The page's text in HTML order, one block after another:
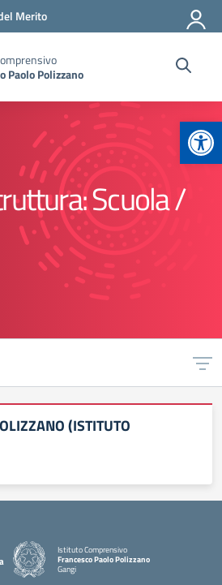
Merito
Paolo Polizzano
Scuola /
(ISTITUTO
Istituto Comprensivo
Francesco Paolo Polizzano
Gangi
— Visita la pagina iniziale della scuola